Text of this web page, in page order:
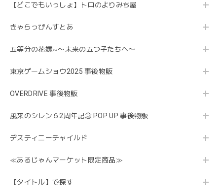
【どこでもいっしょ】トロのよりみち屋
きゃらっぴんすとあ
五等分の花嫁∽〜未来の五つ子たちへ〜
東京ゲームショウ2025 事後物販
OVERDRIVE 事後物販
風来のシレン６2周年記念 POP UP 事後物販
デスティニーチャイルド
≪あるじゃんマーケット限定商品≫
【タイトル】で探す